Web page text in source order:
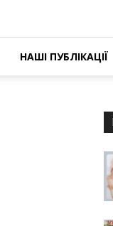
НАШІ ПУБЛІКАЦІЇ